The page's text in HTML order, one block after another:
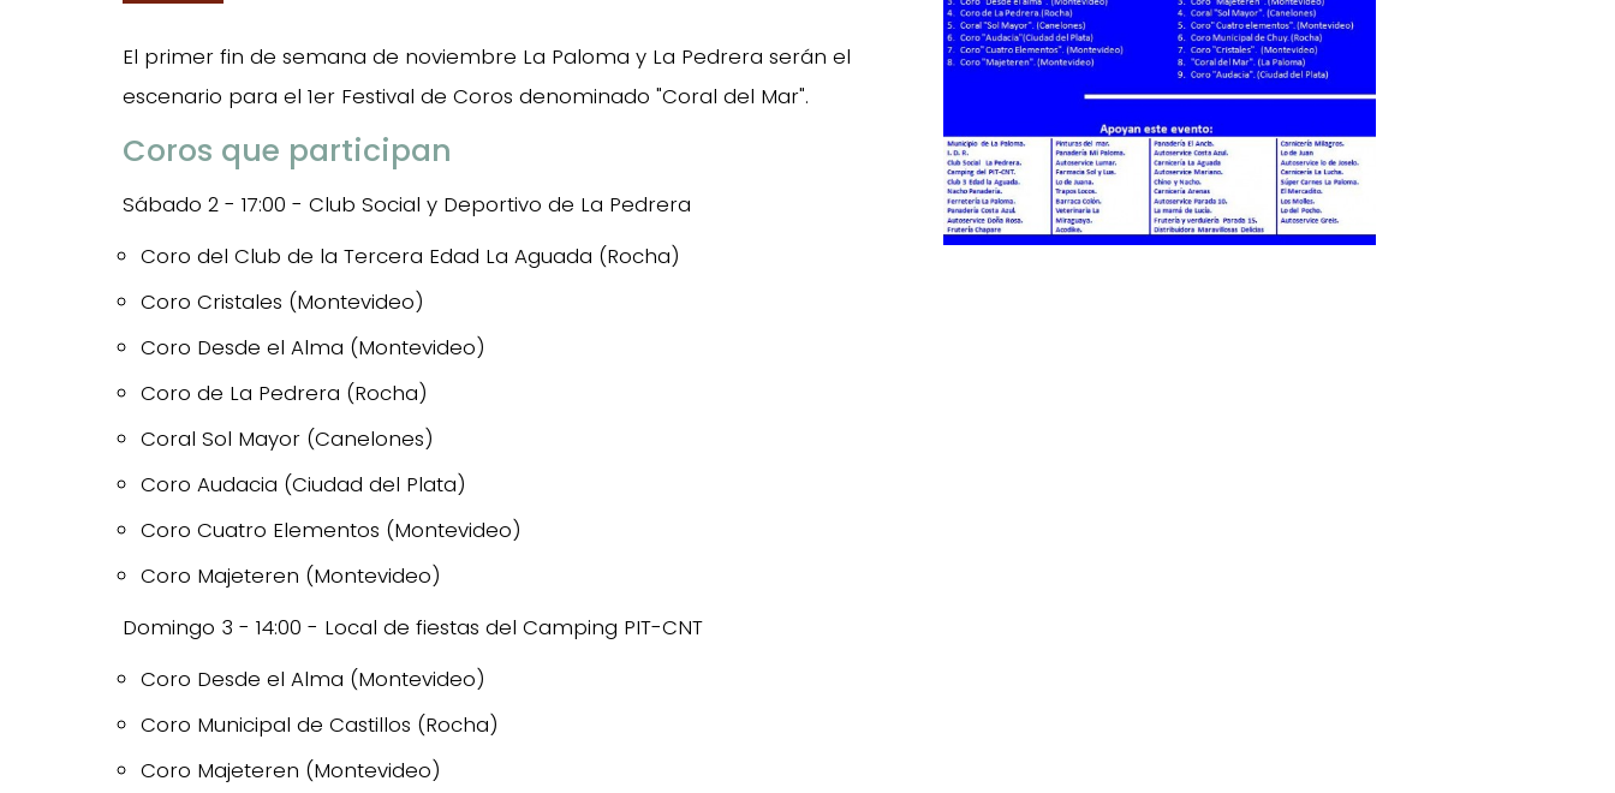
El primer fin de semana de noviembre La Paloma y La Pedrera serán el
escenario para el 1er Festival de Coros denominado "Coral del Mar".
Coros que participan
Sábado 2 - 17:00 - Club Social y Deportivo de La Pedrera
Coro del Club de la Tercera Edad La Aguada (Rocha)
Coro Cristales (Montevideo)
Coro Desde el Alma (Montevideo)
Coro de La Pedrera (Rocha)
Coral Sol Mayor (Canelones)
Coro Audacia (Ciudad del Plata)
Coro Cuatro Elementos (Montevideo)
Coro Majeteren (Montevideo)
Domingo 3 - 14:00 - Local de fiestas del Camping PIT-CNT
Coro Desde el Alma (Montevideo)
Coro Municipal de Castillos (Rocha)
Coro Majeteren (Montevideo)